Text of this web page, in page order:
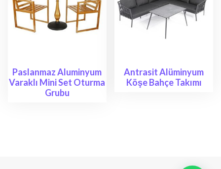
Paslanmaz Aluminyum
Varaklı Mini Set Oturma
Grubu
Antrasit Alüminyum
Köşe Bahçe Takımı